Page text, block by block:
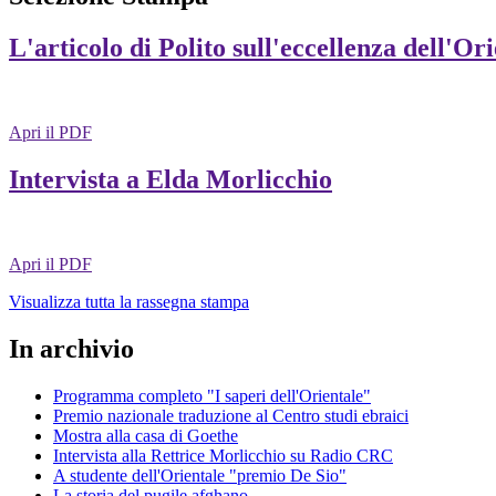
L'articolo di Polito sull'eccellenza
Apri il PDF
Intervista a Elda Morlicchio
Apri il PDF
Visualizza tutta la rassegna stampa
In archivio
Programma completo "I saperi dell'Orientale"
Premio nazionale traduzione al Centro studi ebraici
Mostra alla casa di Goethe
Intervista alla Rettrice Morlicchio su Radio CRC
A studente dell'Orientale "premio De Sio"